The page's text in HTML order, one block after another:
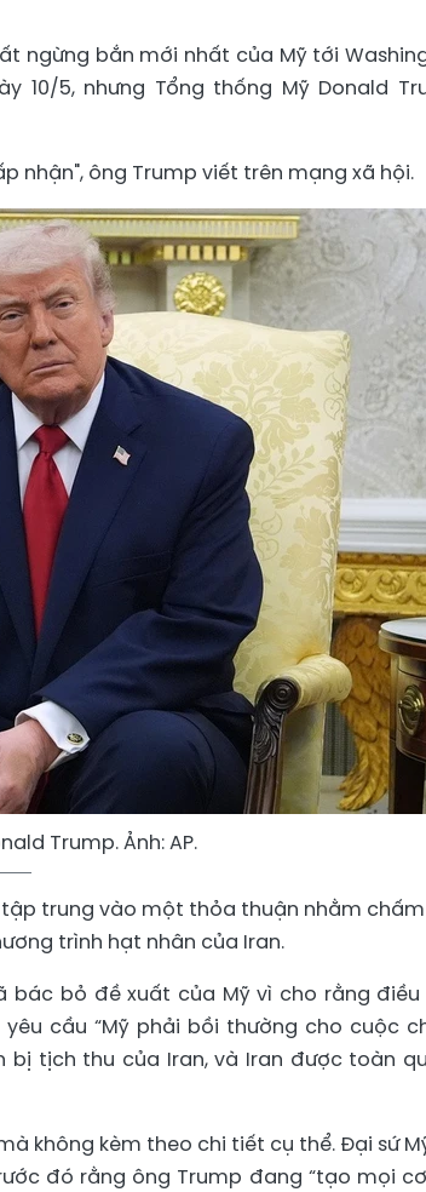
ngừng bắn mới nhất của Mỹ tới
10/5, nhưng Tổng thống Mỹ Donald
nhận", ông Trump viết trên mạng xã hội.
Trump. Ảnh: AP.
trung vào một thỏa thuận nhằm
trình hạt nhân của Iran.
bác bỏ đề xuất của Mỹ vì cho rằng điều
cầu “Mỹ phải bồi thường cho cuộc
tịch thu của Iran, và Iran được toàn
không kèm theo chi tiết cụ thể. Đại sứ
đó rằng ông Trump đang “tạo mọi